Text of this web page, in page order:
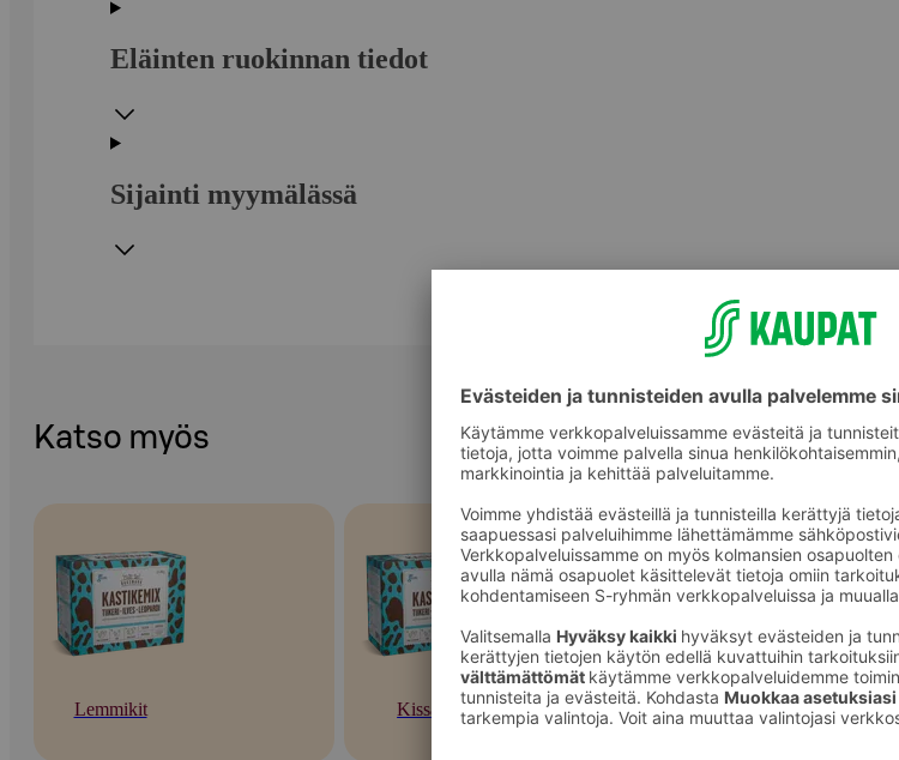
Eläinten ruokinnan tiedot
Sijainti myymälässä
Katso myös
Lemmikit Kissat Kissan märkäruoka